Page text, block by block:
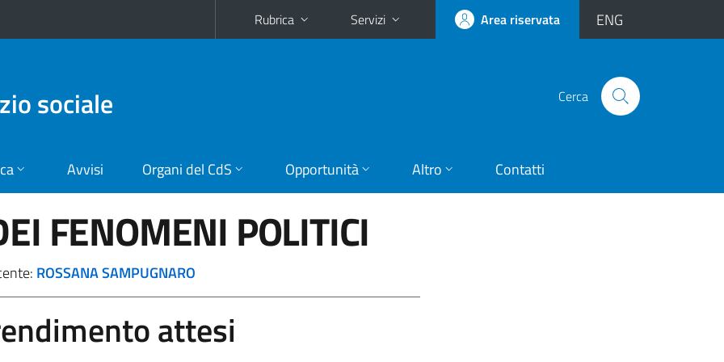
Rubrica Servizi Area riservata ENG
sociale Cerca
Avvisi Organi del CdS Opportunità Altro Contatti
FENOMENI POLITICI
ROSSANA SAMPUGNARO
attesi